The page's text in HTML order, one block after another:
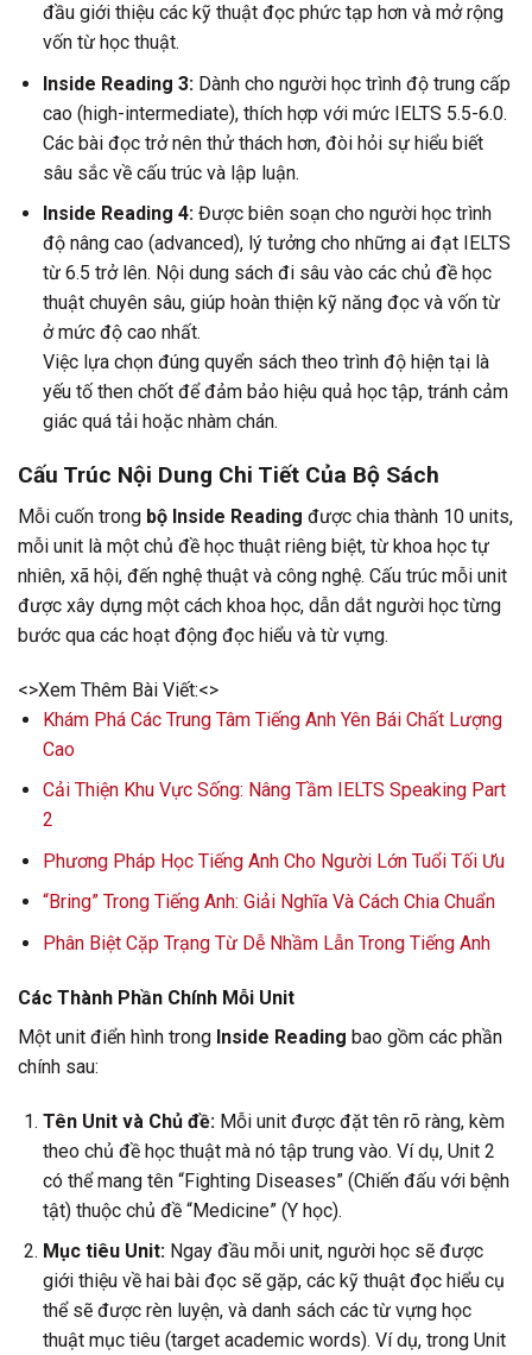
đầu giới thiệu các kỹ thuật đọc phức tạp hơn và mở rộng
vốn từ học thuật.
Inside Reading 3:Dành cho người học trình độ trung cấp
cao (high-intermediate), thích hợp với mức IELTS 5.5-6.0.
Các bài đọc trở nên thử thách hơn, đòi hỏi sự hiểu biết
sâu sắc về cấu trúc và lập luận.
Inside Reading 4:Được biên soạn cho người học trình
độ nâng cao (advanced), lý tưởng cho những ai đạt IELTS
từ 6.5 trở lên. Nội dung sách đi sâu vào các chủ đề học
thuật chuyên sâu, giúp hoàn thiện kỹ năng đọc và vốn từ
ở mức độ cao nhất.
Việc lựa chọn đúng quyển sách theo trình độ hiện tại là
yếu tố then chốt để đảm bảo hiệu quả học tập, tránh cảm
giác quá tải hoặc nhàm chán.
Cấu Trúc Nội Dung Chi Tiết Của Bộ Sách
Mỗi cuốn trong bộ Inside Reading được chia thành 10 units,
mỗi unit là một chủ đề học thuật riêng biệt, từ khoa học tự
nhiên, xã hội, đến nghệ thuật và công nghệ. Cấu trúc mỗi unit
được xây dựng một cách khoa học, dẫn dắt người học từng
bước qua các hoạt động đọc hiểu và từ vựng.
<>Xem Thêm Bài Viết:<>
Khám Phá Các Trung Tâm Tiếng Anh Yên Bái Chất Lượng
Cao
Cải Thiện Khu Vực Sống: Nâng Tầm IELTS Speaking Part
2
Phương Pháp Học Tiếng Anh Cho Người Lớn Tuổi Tối Ưu
“Bring” Trong Tiếng Anh: Giải Nghĩa Và Cách Chia Chuẩn
Phân Biệt Cặp Trạng Từ Dễ Nhầm Lẫn Trong Tiếng Anh
Các Thành Phần Chính Mỗi Unit
Một unit điển hình trong Inside Reading bao gồm các phần
chính sau:
Tên Unit và Chủ đề:Mỗi unit được đặt tên rõ ràng, kèm
theo chủ đề học thuật mà nó tập trung vào. Ví dụ, Unit 2
có thể mang tên “Fighting Diseases” (Chiến đấu với bệnh
tật) thuộc chủ đề “Medicine” (Y học).
Mục tiêu Unit:Ngay đầu mỗi unit, người học sẽ được
giới thiệu về hai bài đọc sẽ gặp, các kỹ thuật đọc hiểu cụ
thể sẽ được rèn luyện, và danh sách các từ vựng học
thuật mục tiêu (target academic words). Ví dụ, trong Unit